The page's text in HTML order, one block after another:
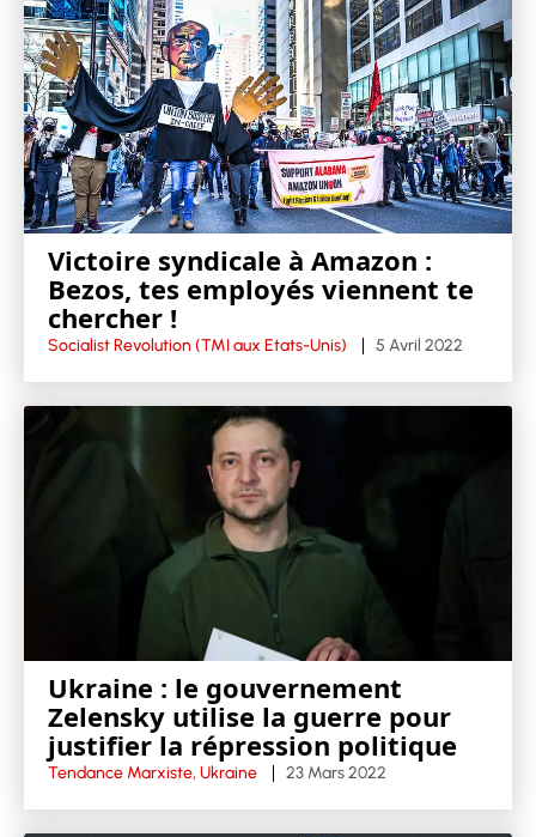
Victoire syndicale à Amazon :
Bezos, tes employés viennent te
chercher !
Socialist Revolution (TMI aux Etats-Unis) 5 Avril 2022
Ukraine : le gouvernement
Zelensky utilise la guerre pour
justifier la répression politique
Tendance Marxiste, Ukraine 23 Mars 2022